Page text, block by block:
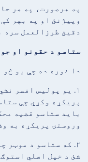
په هرصورت، په هر
وپیژنئ او په بهر
دقیق طرزالعمل سره
ستاسو د حقونو او
دا غوره ده چې یو
۱. یو پولیس افسر
پریکړه وکړي چې
باید ستاسو قضیه
وروستۍ پریکړه به
۲. که ستاسو د موټر
شئ د خپل اصلي